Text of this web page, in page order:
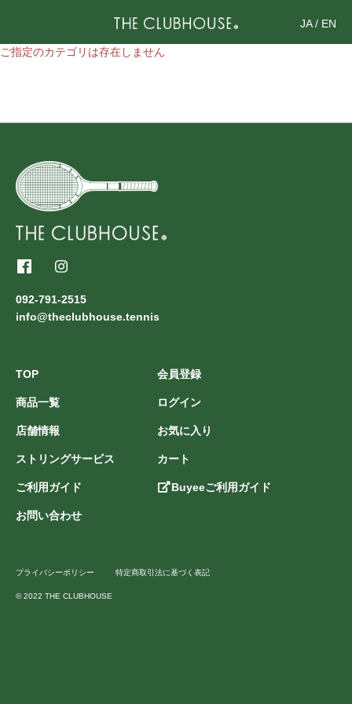
JA/ EN
ご指定のカテゴリは存在しません
092-791-2515
info@theclubhouse.tennis
TOP
商品一覧
店舗情報
ストリングサービス
ご利用ガイド
お問い合わせ
会員登録
ログイン
お気に入り
カート
Buyeeご利用ガイド
プライバシーポリシー 特定商取引法に基づく表記
© 2022 THE CLUBHOUSE